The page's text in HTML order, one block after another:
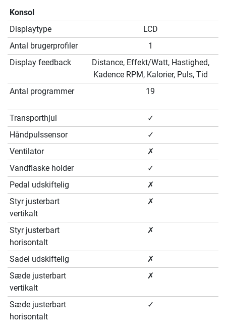
Konsol
Displaytype
LCD
Antal brugerprofiler
1
Display feedback
Distance, Effekt/Watt, Hastighed,
Kadence RPM, Kalorier, Puls, Tid
Antal programmer
19
Transporthjul
✓
Håndpulssensor
✓
Ventilator
✗
Vandflaske holder
✓
Pedal udskiftelig
✗
Styr justerbart
vertikalt
✗
Styr justerbart
horisontalt
✗
Sadel udskiftelig
✗
Sæde justerbart
vertikalt
✗
Sæde justerbart
horisontalt
✓